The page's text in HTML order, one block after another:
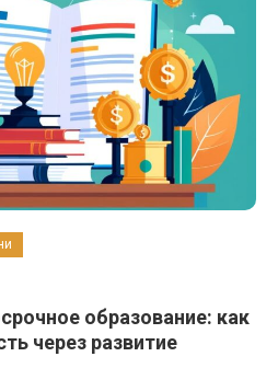
образование: как
через развитие